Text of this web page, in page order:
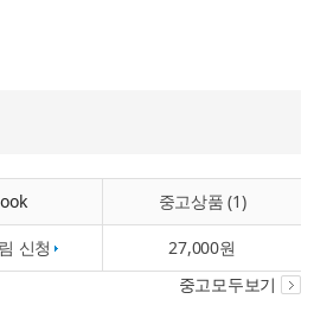
중고상품 (1)
신청 27,000원
중고모두보기